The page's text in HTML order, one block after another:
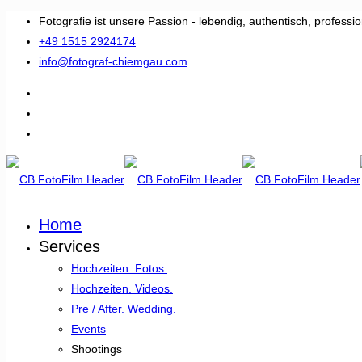
Fotografie ist unsere Passion - lebendig, authentisch,
+49 1515 2924174
info@fotograf-chiemgau.com
Home
Services
Hochzeiten. Fotos.
Hochzeiten. Videos.
Pre / After. Wedding.
Events
Shootings